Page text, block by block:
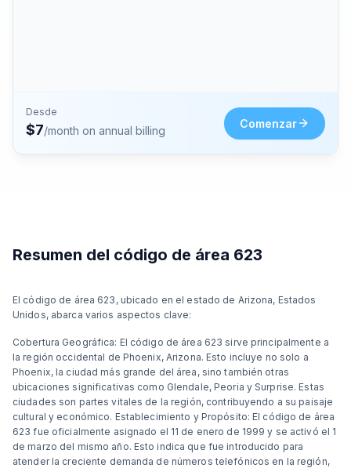
Desde
$7/month on annual billing
Comenzar
Resumen del código de área 623
El código de área 623, ubicado en el estado de Arizona, Estados
Unidos, abarca varios aspectos clave:
Cobertura Geográfica: El código de área 623 sirve principalmente a
la región occidental de Phoenix, Arizona. Esto incluye no solo a
Phoenix, la ciudad más grande del área, sino también otras
ubicaciones significativas como Glendale, Peoria y Surprise. Estas
ciudades son partes vitales de la región, contribuyendo a su paisaje
cultural y económico. Establecimiento y Propósito: El código de área
623 fue oficialmente asignado el 11 de enero de 1999 y se activó el 1
de marzo del mismo año. Esto indica que fue introducido para
atender la creciente demanda de números telefónicos en la región,